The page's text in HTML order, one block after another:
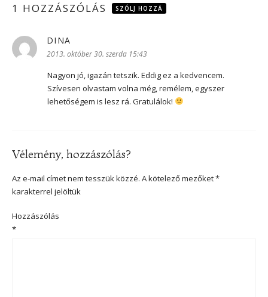
1 HOZZÁSZÓLÁS SZÓLJ HOZZÁ
DINA
2013. október 30. szerda 15:43
Nagyon jó, igazán tetszik. Eddig ez a kedvencem.
Szívesen olvastam volna még, remélem, egyszer
lehetőségem is lesz rá. Gratulálok!
Vélemény, hozzászólás?
Az e-mail címet nem tesszük közzé. A kötelező mezőket*
karakterrel jelöltük
Hozzászólás
*